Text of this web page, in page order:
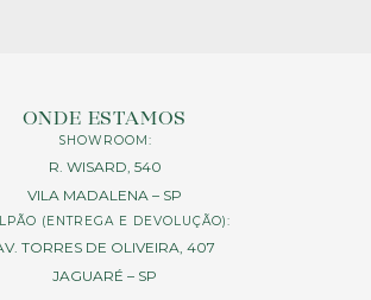
ONDE ESTAMOS
SHOWROOM:
R. WISARD, 540
VILA MADALENA – SP
(ENTREGA E DEVOLUÇÃO):
TORRES DE OLIVEIRA, 407
JAGUARÉ – SP